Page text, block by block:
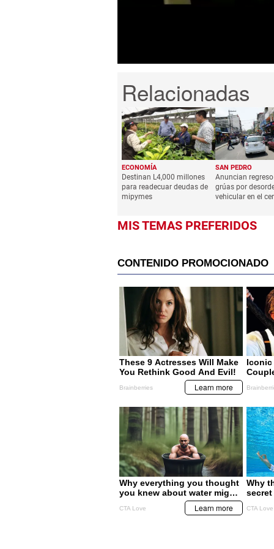
ECONOMÍA
Destinan L4,000 millones
para readecuar deudas de
mipymes
SAN PEDRO
Anuncian
grúas por
vehicular en el
MIS TEMAS PREFERIDOS